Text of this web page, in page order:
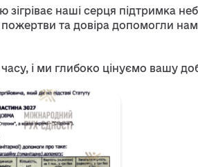
зігріває наші серця підтримка
пожертви та довіра допомогли
і ми глибоко цінуємо вашу